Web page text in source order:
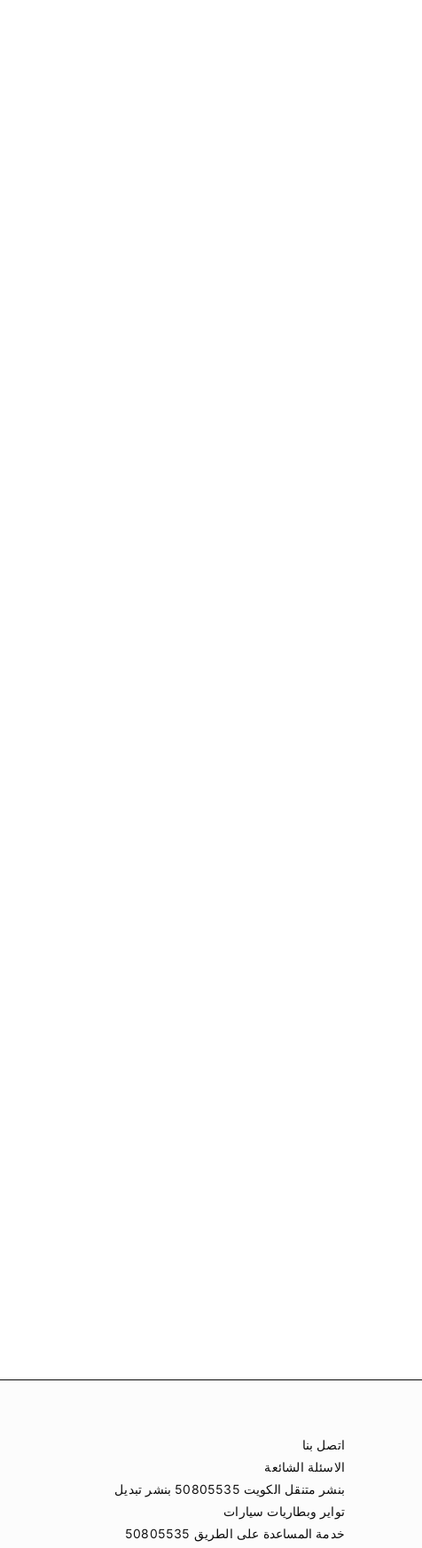
اتصل بنا
الاسئلة الشائعة
بنشر متنقل الكويت 50805535 بنشر تبديل
تواير وبطاريات سيارات
خدمة المساعدة على الطريق 50805535